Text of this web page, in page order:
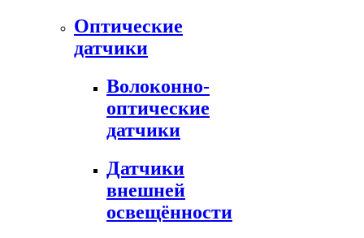
Оптические
датчики
Волоконно-
оптические
датчики
Датчики
внешней
освещённости